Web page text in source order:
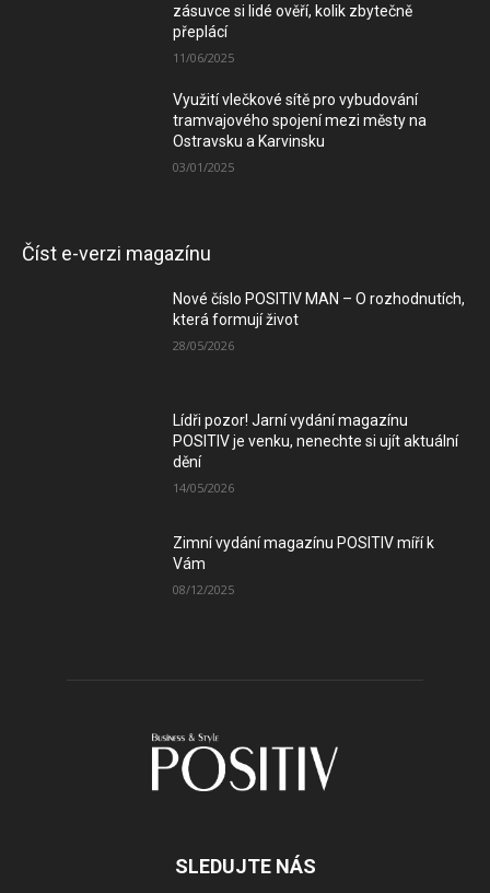
zásuvce si lidé ověří, kolik zbytečně
přeplácí
11/06/2025
Využití vlečkové sítě pro vybudování
tramvajového spojení mezi městy na
Ostravsku a Karvinsku
03/01/2025
Číst e-verzi magazínu
Nové číslo POSITIV MAN – O rozhodnutích,
která formují život
28/05/2026
Lídři pozor! Jarní vydání magazínu
POSITIV je venku, nenechte si ujít aktuální
dění
14/05/2026
Zimní vydání magazínu POSITIV míří k
Vám
08/12/2025
SLEDUJTE NÁS